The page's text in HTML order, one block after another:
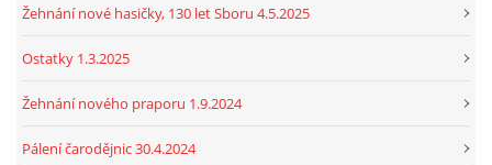
Žehnání nové hasičky, 130 let Sboru 4.5.2025
Ostatky 1.3.2025
Žehnání nového praporu 1.9.2024
Pálení čarodějnic 30.4.2024